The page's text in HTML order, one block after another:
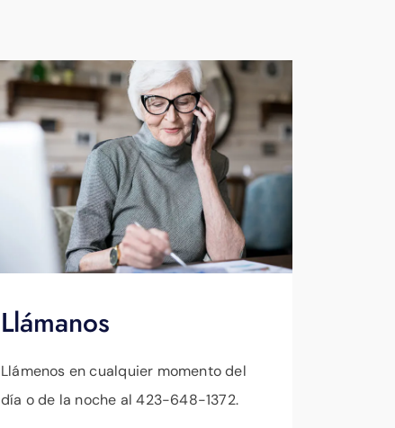
Llámanos
Llámenos en cualquier momento del
día o de la noche al 423-648-1372.